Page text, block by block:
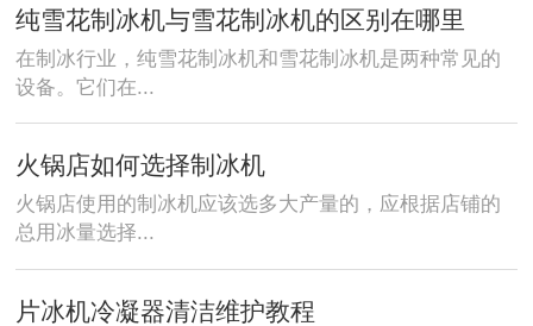
纯雪花制冰机与雪花制冰机的区别在哪里
在制冰行业，纯雪花制冰机和雪花制冰机是两种常见的
设备。它们在...
火锅店如何选择制冰机
火锅店使用的制冰机应该选多大产量的，应根据店铺的
总用冰量选择...
片冰机冷凝器清洁维护教程